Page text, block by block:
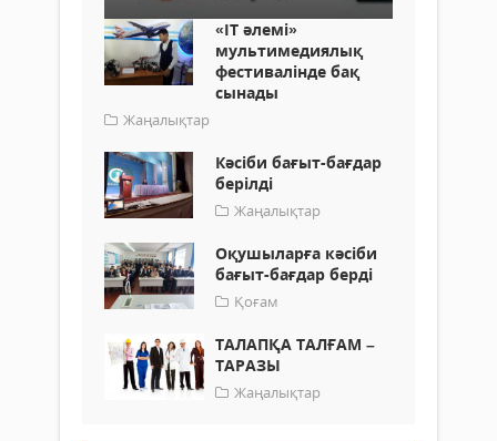
«IT әлемі»
мультимедиялық
фестивалінде бақ
сынады
Жаңалықтар
Кәсіби бағыт-бағдар
берілді
Жаңалықтар
Оқушыларға кәсіби
бағыт-бағдар берді
Қоғам
ТАЛАПҚА ТАЛҒАМ –
ТАРАЗЫ
Жаңалықтар